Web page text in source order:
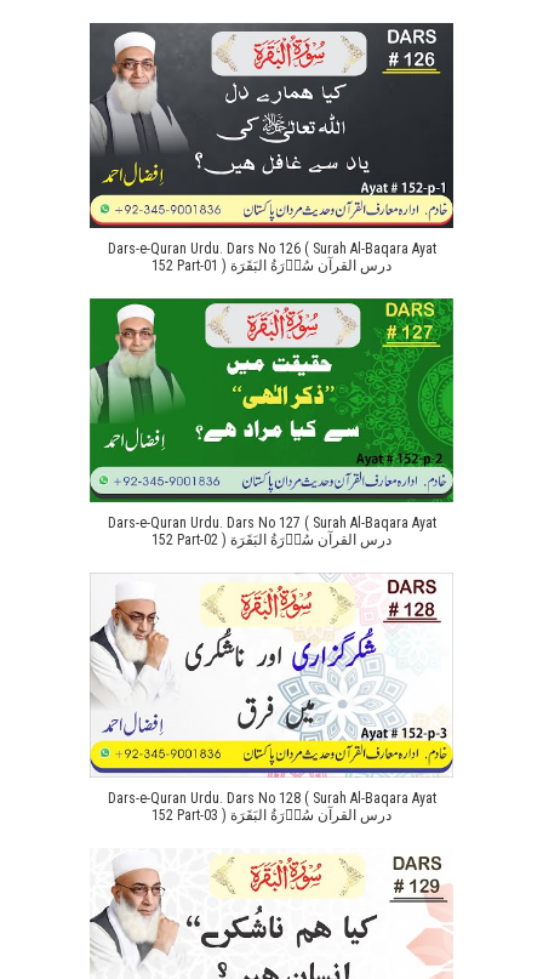
Dars-e-Quran Urdu. Dars No 126 ( Surah Al-Baqara Ayat
152 Part-01 ) درس القرآن سُوۡرَةُ البَقَرَة
Dars-e-Quran Urdu. Dars No 127 ( Surah Al-Baqara Ayat
152 Part-02 ) درس القرآن سُوۡرَةُ البَقَرَة
Dars-e-Quran Urdu. Dars No 128 ( Surah Al-Baqara Ayat
152 Part-03 ) درس القرآن سُوۡرَةُ البَقَرَة